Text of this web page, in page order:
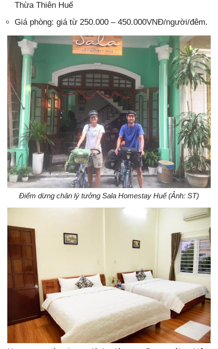
Thừa Thiên Huế
Giá phòng: giá từ 250.000 – 450.000VNĐ/người/đêm.
Điểm dừng chân lý tưởng Sala Homestay Huế (Ảnh: ST)